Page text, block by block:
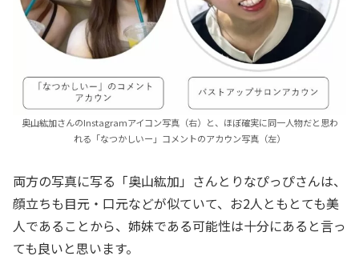
奥山紘加さんのInstagramアイコン写真（右）と、ほぼ確実に同一人物だと思わ
れる「なつかしいー」コメントのアカウン写真（左）
両方の写真に写る「奥山紘加」さんとりなぴっぴさんは、
顔立ちも目元・口元などが似ていて、お2人ともとても美
人であることから、姉妹である可能性は十分にあると言っ
ても良いと思います。